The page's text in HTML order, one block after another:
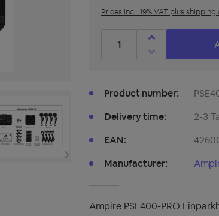
Prices incl. 19% VAT plus
Product Quantity: Enter
Product number:
Delivery time:
2-3
EAN:
Manufacturer:
Ampire PSE400-PRO